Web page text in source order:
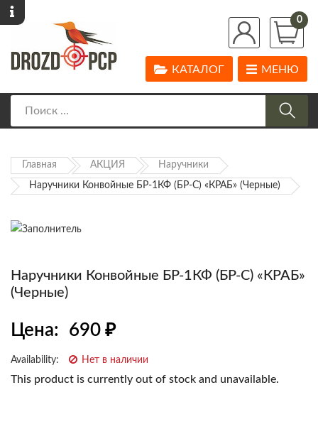
0
МЕНЮ
КАТАЛОГ
Главная АКЦИЯ Наручники
Наручники Конвойные БР-1КФ (БР-С) «КРАБ» (черные)
Наручники Конвойные БР-1КФ (БР-С) «КРАБ»
(черные)
Цена: 690 ₽
Availability: Нет в наличии
This product is currently out of stock and unavailable.